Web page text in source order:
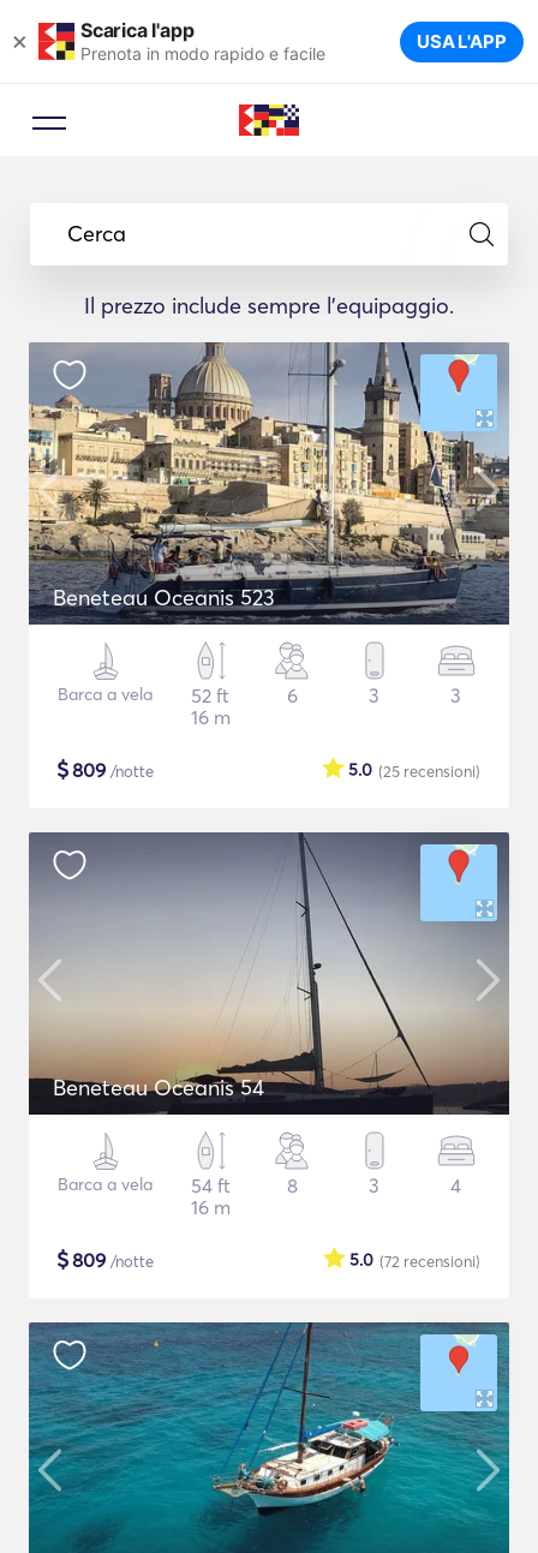
× Scarica l'app
Prenota in modo rapido e facile USA L'APP
Cerca
Il prezzo include sempre l'equipaggio.
Beneteau Oceanis 523
Barca a vela
52 ft
16 m
6 3 3
$809 /notte (25 recensioni)
5.0
Beneteau Oceanis 54
Barca a vela
54 ft
16 m
8 3 4
$809 /notte (72 recensioni)
5.0